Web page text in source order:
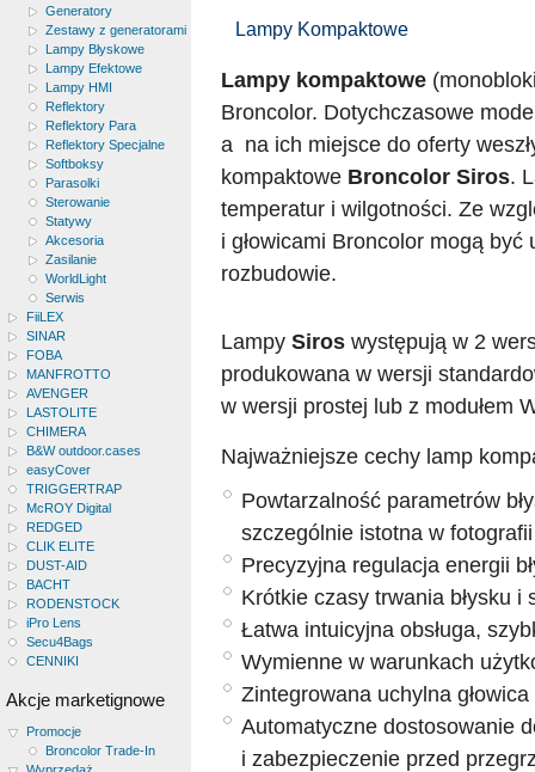
Generatory
Zestawy z generatorami
Lampy Błyskowe
Lampy Efektowe
Lampy HMI
Reflektory
Reflektory Para
Reflektory Specjalne
Softboksy
Parasolki
Sterowanie
Statywy
Akcesoria
Zasilanie
WorldLight
Serwis
FiiLEX
SINAR
FOBA
MANFROTTO
AVENGER
LASTOLITE
CHIMERA
B&W outdoor.cases
easyCover
TRIGGERTRAP
McROY Digital
REDGED
CLIK ELITE
DUST-AID
BACHT
RODENSTOCK
iPro Lens
Secu4Bags
CENNIKI
Akcje marketignowe
Promocje
Broncolor Trade-In
Wyprzedaż
Lampy Kompaktowe
Lampy kompaktowe
Broncolor. Dotychczasowe
a na ich miejsce do oferty
kompaktowe Broncolor Siros.
temperatur i wilgotności. Ze
i głowicami Broncolor mogą
rozbudowie.
Lampy Siros występują w 2
produkowana w wersji
w wersji prostej lub z modułem
Najważniejsze cechy lamp
Powtarzalność parametrów
szczególnie istotna w
Precyzyjna regulacja energii
Krótkie czasy trwania błysku i
Łatwa intuicyjna obsługa,
Wymienne w warunkach
Zintegrowana uchylna
Automatyczne dostosowanie
i zabezpieczenie przed